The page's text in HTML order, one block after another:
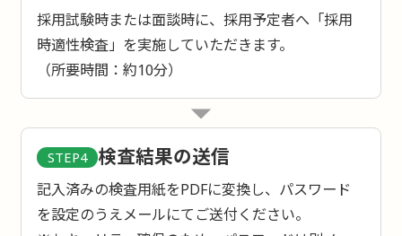
採用試験時または面談時に、採用予定者へ「採用
時適性検査」を実施していただきます。
（所要時間：約10分）
STEP4 検査結果の送信
記入済みの検査用紙をPDFに変換し、パスワード
を設定のうえメールにてご送付ください。